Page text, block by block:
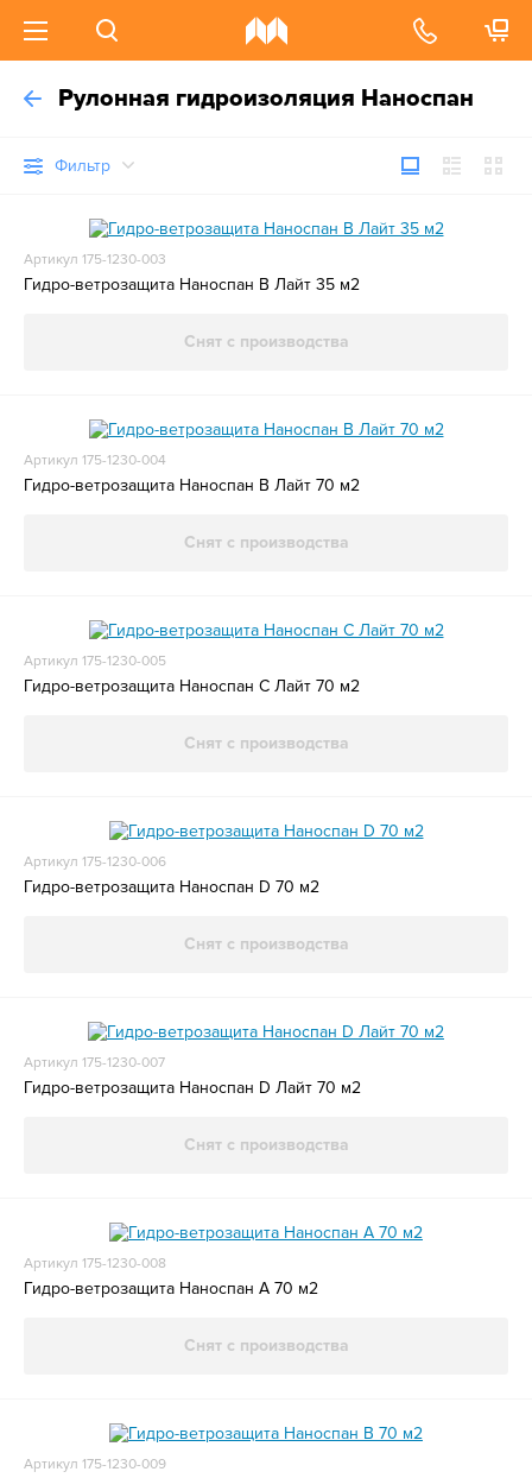
Рулонная гидроизоляция Наноспан
Фильтр
Артикул 175-1230-003
Гидро-ветрозащита Наноспан В Лайт 35 м2
Снят с производства
Артикул 175-1230-004
Гидро-ветрозащита Наноспан В Лайт 70 м2
Снят с производства
Артикул 175-1230-005
Гидро-ветрозащита Наноспан С Лайт 70 м2
Снят с производства
Артикул 175-1230-006
Гидро-ветрозащита Наноспан D 70 м2
Снят с производства
Артикул 175-1230-007
Гидро-ветрозащита Наноспан D Лайт 70 м2
Снят с производства
Артикул 175-1230-008
Гидро-ветрозащита Наноспан А 70 м2
Снят с производства
Артикул 175-1230-009